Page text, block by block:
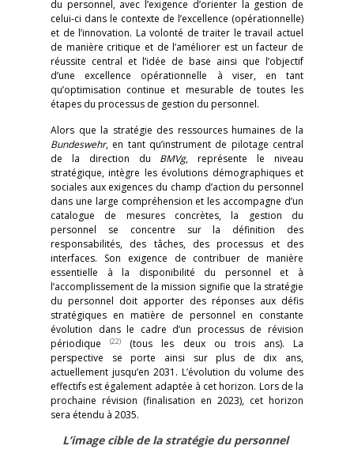
du personnel, avec l’exigence d’orienter la gestion de
celui-ci dans le contexte de l’excellence (opérationnelle)
et de l’innovation. La volonté de traiter le travail actuel
de manière critique et de l’améliorer est un facteur de
réussite central et l’idée de base ainsi que l’objectif
d’une excellence opérationnelle à viser, en tant
qu’optimisation continue et mesurable de toutes les
étapes du processus de gestion du personnel.
Alors que la stratégie des ressources humaines de la
Bundeswehr, en tant qu’instrument de pilotage central
de la direction du BMVg, représente le niveau
stratégique, intègre les évolutions démographiques et
sociales aux exigences du champ d’action du personnel
dans une large compréhension et les accompagne d’un
catalogue de mesures concrètes, la gestion du
personnel se concentre sur la définition des
responsabilités, des tâches, des processus et des
interfaces. Son exigence de contribuer de manière
essentielle à la disponibilité du personnel et à
l’accomplissement de la mission signifie que la stratégie
du personnel doit apporter des réponses aux défis
stratégiques en matière de personnel en constante
évolution dans le cadre d’un processus de révision
périodique(22)
(tous les deux ou trois ans). La
perspective se porte ainsi sur plus de dix ans,
actuellement jusqu’en 2031. L’évolution du volume des
effectifs est également adaptée à cet horizon. Lors de la
prochaine révision (finalisation en 2023), cet horizon
sera étendu à 2035.
L’image cible de la stratégie du personnel